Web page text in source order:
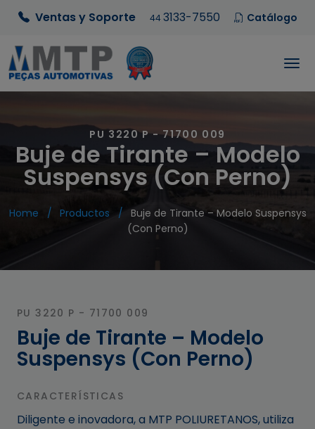
Ventas y Soporte 44 3133-7550 Catálogo
PU 3220 P - 71700 009
Buje de Tirante – Modelo
Suspensys (Con Perno)
Home Productos
Buje de Tirante – Modelo Suspensys
(Con Perno)
PU 3220 P - 71700 009
Buje de Tirante – Modelo
Suspensys (Con Perno)
CARACTERÍSTICAS
Diligente e inovadora, a MTP POLIURETANOS, utiliza